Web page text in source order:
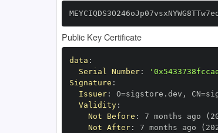
Public Key Certificate
data :
Serial Number:
Signature :
Issuer: O=sigstore.dev ,
Validity:
Not Before : 7 months ago
Not After: 7 months ago